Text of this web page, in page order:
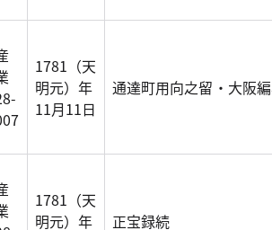
1781（天
明元）年
11月11日
通達町用向之留・大阪
1781（天
明元）年
正宝録続